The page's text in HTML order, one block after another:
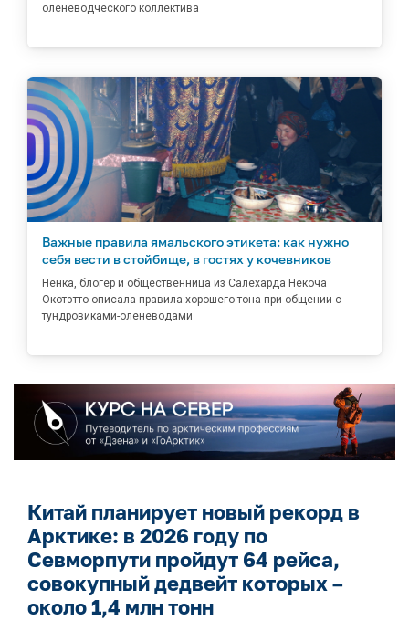
оленеводческого коллектива
Важные правила ямальского этикета: как нужно
себя вести в стойбище, в гостях у кочевников
Ненка, блогер и общественница из Салехарда Некоча
Окотэтто описала правила хорошего тона при общении с
тундровиками-оленеводами
Китай планирует новый рекорд в
Арктике: в 2026 году по
Севморпути пройдут 64 рейса,
совокупный дедвейт которых –
около 1,4 млн тонн